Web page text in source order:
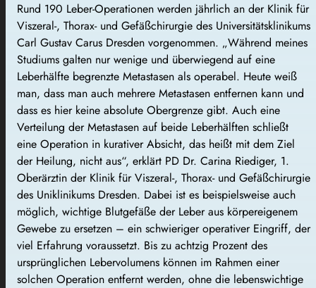
Rund 190 Leber-Operationen werden jährlich an der Klinik für
Viszeral-, Thorax- und Gefäßchirurgie des Universitätsklinikums
Carl Gustav Carus Dresden vorgenommen. „Während meines
Studiums galten nur wenige und überwiegend auf eine
Leberhälfte begrenzte Metastasen als operabel. Heute weiß
man, dass man auch mehrere Metastasen entfernen kann und
dass es hier keine absolute Obergrenze gibt. Auch eine
Verteilung der Metastasen auf beide Leberhälften schließt
eine Operation in kurativer Absicht, das heißt mit dem Ziel
der Heilung, nicht aus“, erklärt PD Dr. Carina Riediger, 1.
Oberärztin der Klinik für Viszeral-, Thorax- und Gefäßchirurgie
des Uniklinikums Dresden. Dabei ist es beispielsweise auch
möglich, wichtige Blutgefäße der Leber aus körpereigenem
Gewebe zu ersetzen – ein schwieriger operativer Eingriff, der
viel Erfahrung voraussetzt. Bis zu achtzig Prozent des
ursprünglichen Lebervolumens können im Rahmen einer
solchen Operation entfernt werden, ohne die lebenswichtige